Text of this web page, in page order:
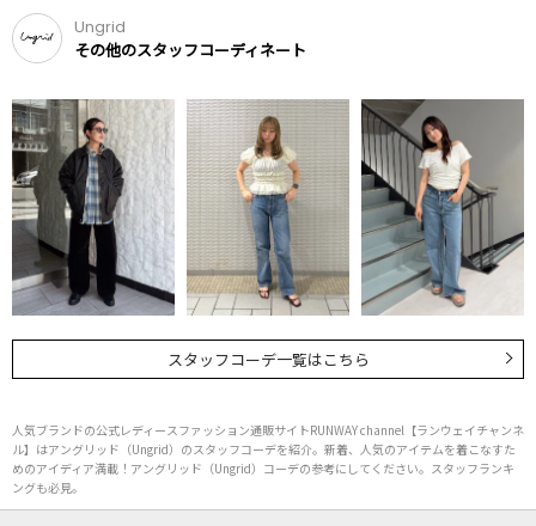
Ungrid
その他のスタッフコーディネート
スタッフコーデ一覧はこちら
人気ブランドの公式レディースファッション通販サイトRUNWAY channel【ランウェイチャンネ
ル】はアングリッド（Ungrid）のスタッフコーデを紹介。新着、人気のアイテムを着こなすた
めのアイディア満載！アングリッド（Ungrid）コーデの参考にしてください。スタッフランキ
ングも必見。